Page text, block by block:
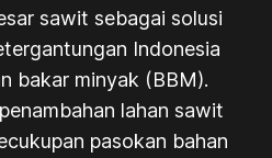
sawit sebagai solusi
Indonesia
bakar minyak (BBM).
lahan sawit
pasokan bahan